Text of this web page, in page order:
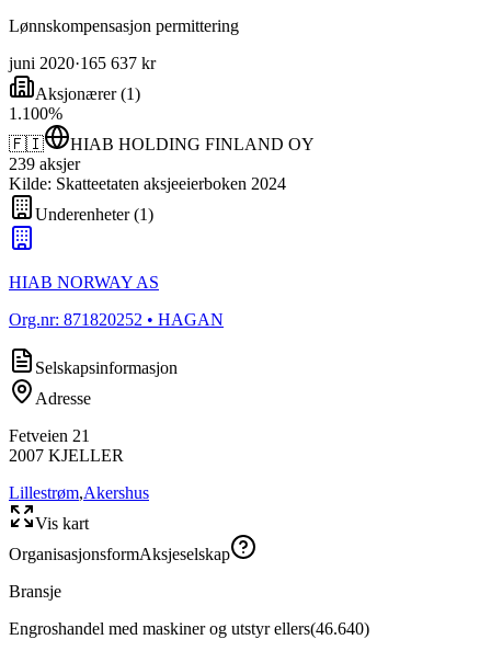
Lønnskompensasjon permittering
juni 2020·165 637 kr
Aksjonærer(1)
1 .100%
🇫🇮
HIAB HOLDING FINLAND OY
239 aksjer
Kilde: Skatteetaten aksjeeierboken 2024
Underenheter(1)
HIAB NORWAY AS
Org.nr: 871820252 • HAGAN
Selskapsinformasjon
Adresse
Fetveien 21
2007 KJELLER
Lillestrøm,Akershus
Vis kart
OrganisasjonsformAksjeselskap
Bransje
Engroshandel med maskiner og utstyr ellers(46.640)